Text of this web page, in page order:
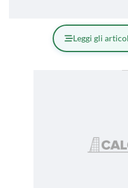
Leggi gli